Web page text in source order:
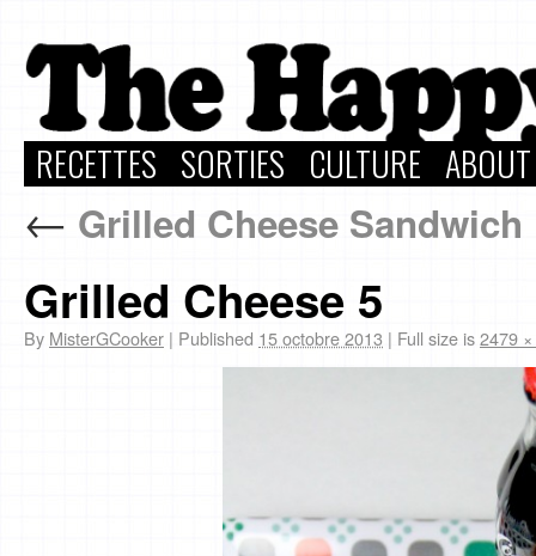
RECETTES SORTIES CULTURE
← Grilled Cheese Sandwich
Grilled Cheese 5
By MisterGCooker | Published 15 octobre 2013 | Full size is2479